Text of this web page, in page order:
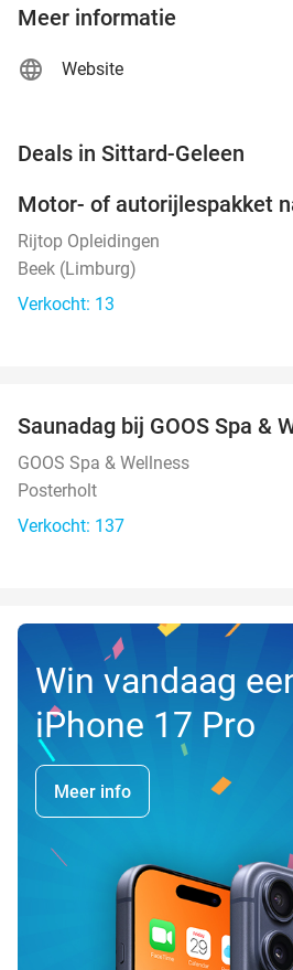
Meer informatie
Website
Deals in Sittard-Geleen
Motor- of autorijlespakket
Rijtop Opleidingen
Beek (Limburg)
Verkocht: 13
TODAY
Saunadag bij GOOS Spa &
GOOS Spa & Wellness
Posterholt
Verkocht: 137
Win vandaag
iPhone 17 Pro
Meer info